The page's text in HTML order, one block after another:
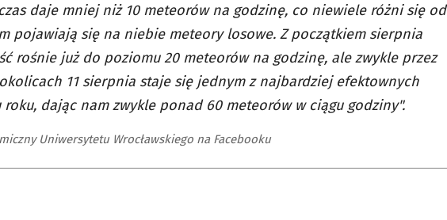
daje mniej niż 10 meteorów na godzinę, co niewiele różni się od
pojawiają się na niebie meteory losowe. Z początkiem sierpnia
rośnie już do poziomu 20 meteorów na godzinę, ale zwykle przez
11 sierpnia staje się jednym z najbardziej efektownych
dając nam zwykle ponad 60 meteorów w ciągu godziny".
Uniwersytetu Wrocławskiego na Facebooku